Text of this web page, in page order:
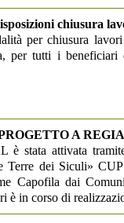
chiusura
per chiusura
per tutti i beneficiari
A
è stata attivata
dei Siculi»
Capofila dai
è in corso di